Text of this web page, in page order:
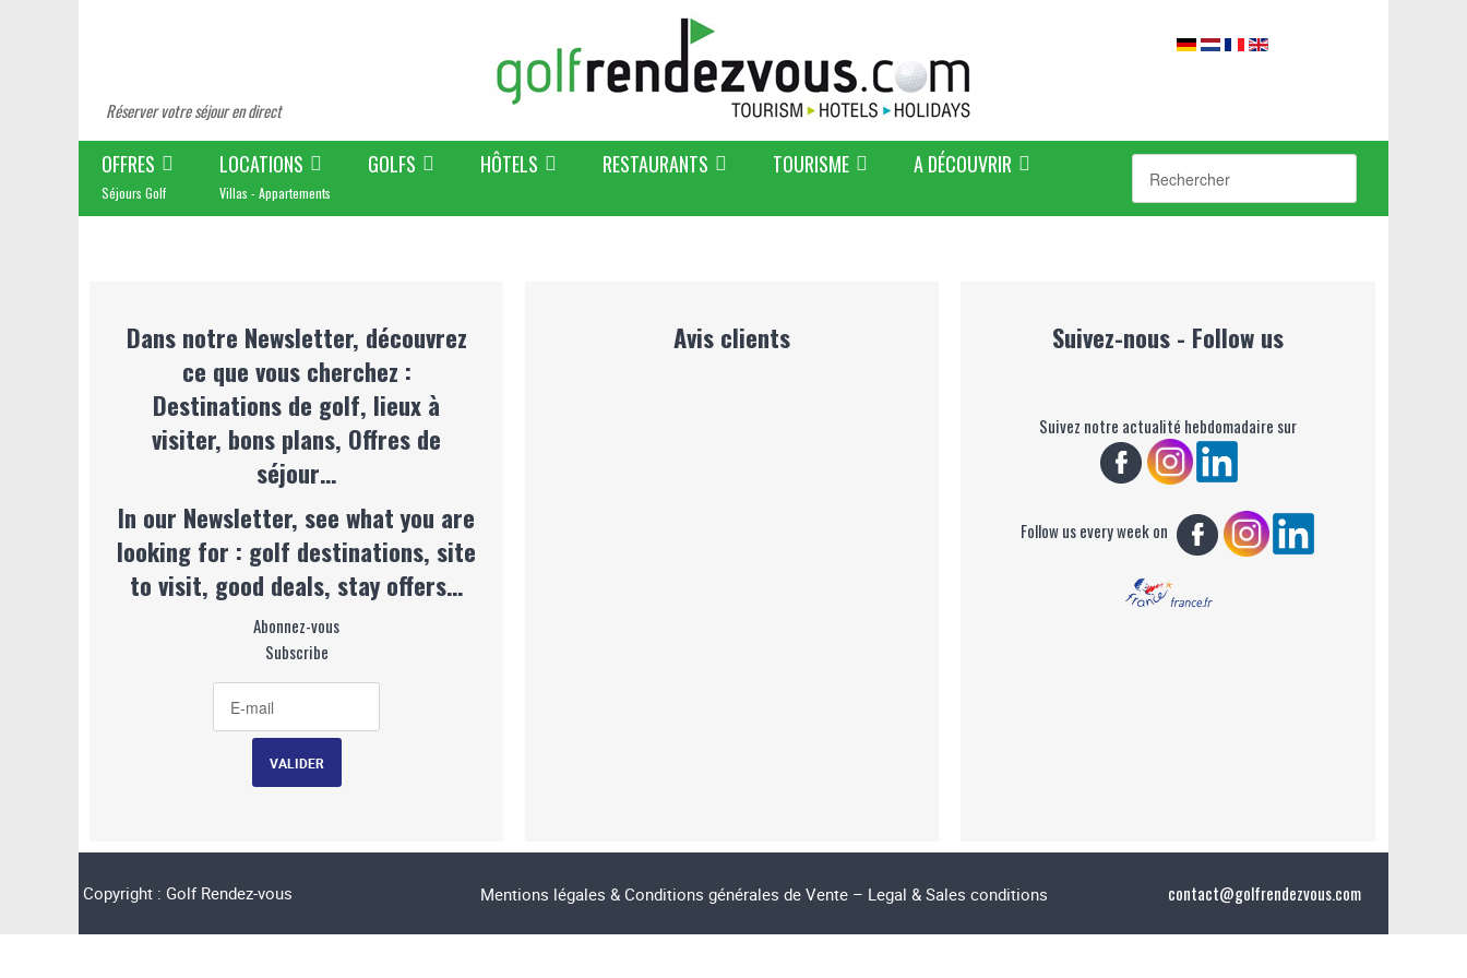
Réserver votre séjour en direct
OFFRES
Séjours Golf
LOCATIONS
Villas - Appartements
GOLFS HÔTELS RESTAURANTS TOURISME A DÉCOUVRIR
Dans notre Newsletter, découvrez
ce que vous cherchez :
Destinations de golf, lieux à
visiter, bons plans, Offres de
séjour…
In our Newsletter, see what you are
looking for : golf destinations, site
to visit, good deals, stay offers…
Abonnez-vous
Subscribe
Avis clients Suivez-nous - Follow us
Suivez notre actualité hebdomadaire sur
Follow us every week on
Copyright : Golf Rendez-vous Mentions légales & Conditions générales de Vente – Legal & Sales conditions contact@golfrendezvous.com